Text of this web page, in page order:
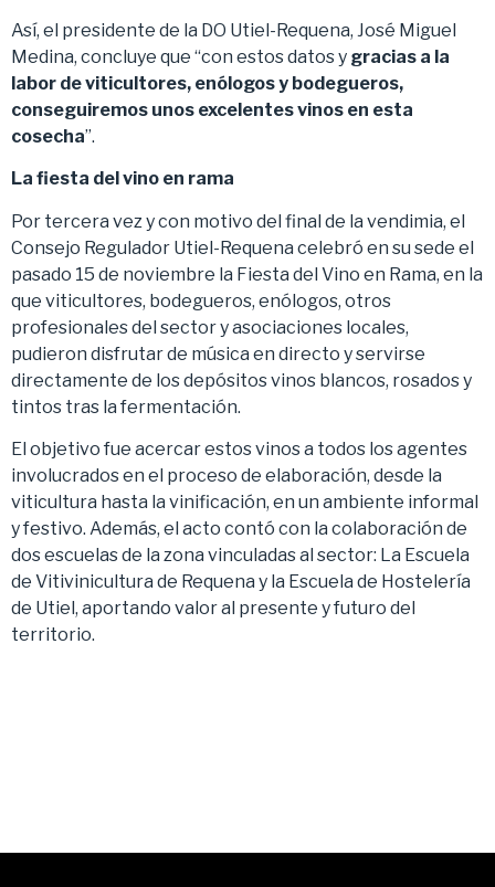
Así, el presidente de la DO Utiel-Requena, José Miguel
Medina, concluye que “con estos datos y gracias a la
labor de viticultores, enólogos y bodegueros,
conseguiremos unos excelentes vinos en esta
cosecha”.
La fiesta del vino en rama
Por tercera vez y con motivo del final de la vendimia, el
Consejo Regulador Utiel-Requena celebró en su sede el
pasado 15 de noviembre la Fiesta del Vino en Rama, en la
que viticultores, bodegueros, enólogos, otros
profesionales del sector y asociaciones locales,
pudieron disfrutar de música en directo y servirse
directamente de los depósitos vinos blancos, rosados y
tintos tras la fermentación.
El objetivo fue acercar estos vinos a todos los agentes
involucrados en el proceso de elaboración, desde la
viticultura hasta la vinificación, en un ambiente informal
y festivo. Además, el acto contó con la colaboración de
dos escuelas de la zona vinculadas al sector: La Escuela
de Vitivinicultura de Requena y la Escuela de Hostelería
de Utiel, aportando valor al presente y futuro del
territorio.